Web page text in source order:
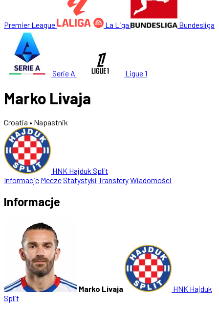
Premier League La Liga Bundesliga
Serie A Ligue 1
Marko Livaja
Croatia • Napastnik
HNK Hajduk Split
Informacje MeczeStatystyki TransferyWiadomości
Informacje
Marko Livaja
HNK Hajduk
Split